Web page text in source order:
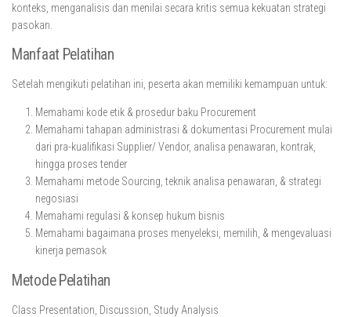
konteks, menganalisis dan menilai secara kritis semua kekuatan strategi
pasokan.
Manfaat Pelatihan
Setelah mengikuti pelatihan ini, peserta akan memiliki kemampuan untuk:
Memahami kode etik & prosedur baku Procurement
Memahami tahapan administrasi & dokumentasi Procurement mulai
dari pra-kualifikasi Supplier/ Vendor, analisa penawaran, kontrak,
hingga proses tender
Memahami metode Sourcing, teknik analisa penawaran, & strategi
negosiasi
Memahami regulasi & konsep hukum bisnis
Memahami bagaimana proses menyeleksi, memilih, & mengevaluasi
kinerja pemasok
Metode Pelatihan
Class Presentation, Discussion, Study Analysis